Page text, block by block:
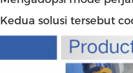
Kedua solusi tersebut